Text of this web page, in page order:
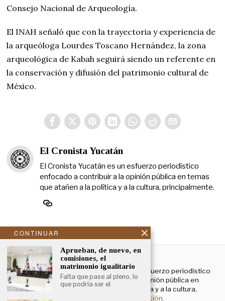
Consejo Nacional de Arqueología.
El INAH señaló que con la trayectoria y experiencia de
la arqueóloga Lourdes Toscano Hernández, la zona
arqueológica de Kabah seguirá siendo un referente en
la conservación y difusión del patrimonio cultural de
México.
El Cronista Yucatán
El Cronista Yucatán es un esfuerzo periodístico
enfocado a contribuir a la opinión pública en temas
que atañen a la política y a la cultura, principalmente.
NOSOTROS
El Cronista Yucatán es un esfuerzo periodístico
enfocado a contribuir a la opinión pública en
temas que atañen a la política y a la cultura,
Más información.
CONTINUAR
Aprueban, de nuevo, en
comisiones, el
matrimonio igualitario
Falta que pase al pleno, lo
que podría ser el